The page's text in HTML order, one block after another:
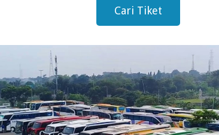
Cari Tiket